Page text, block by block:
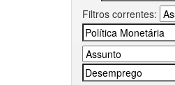
Filtros correntes: